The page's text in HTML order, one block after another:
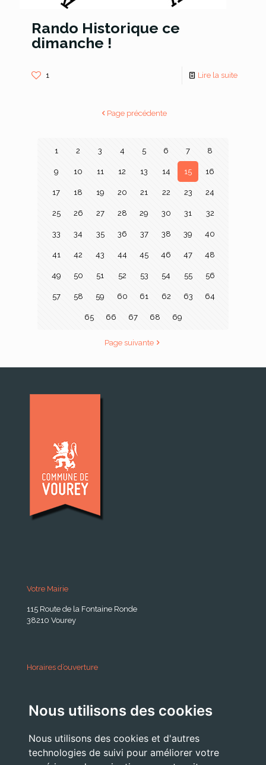
Nous utilisons des cookies
Nous utilisons des cookies et d'autres
technologies de suivi pour améliorer votre
Rando Historique ce
dimanche !
1 Lire la suite
Page précédente
1 2 3 4 5 6 7 8
9 10 11 12 13 14 15 16
17 18 19 20 21 22 23 24
25 26 27 28 29 30 31 32
33 34 35 36 37 38 39 40
41 42 43 44 45 46 47 48
49 50 51 52 53 54 55 56
57 58 59 60 61 62 63 64
65 66 67 68 69
Page suivante
Votre Mairie
115 Route de la Fontaine Ronde
38210 Vourey
Horaires d’ouverture
Lundi . Mardi : 10h 12h /16h 18h30
Jeudi . Vendredi : 13h30 / 17h